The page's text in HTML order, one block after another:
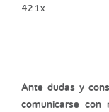
421x
Ante dudas y
comunicarse con